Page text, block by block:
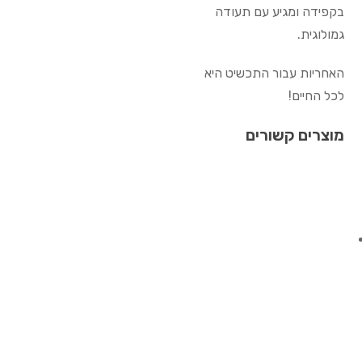
בקפידה ומגיע עם תעודה
גמולוגית.
האחריות עבור התכשיט היא
לכל החיים!
מוצרים קשורים